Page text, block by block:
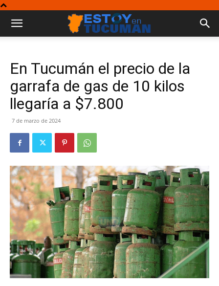
En Tucumán el precio de la
garrafa de gas de 10 kilos
llegaría a $7.800
7 de marzo de 2024